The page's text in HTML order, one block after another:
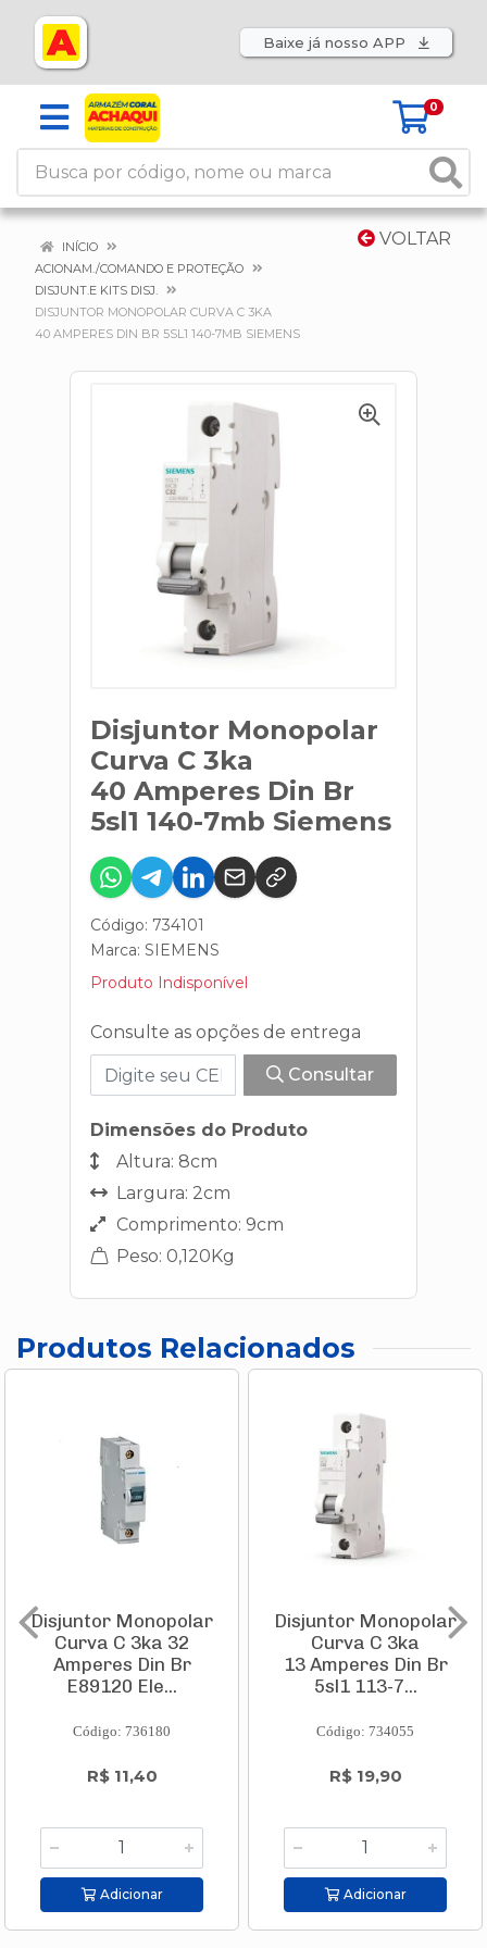
Baixe já nosso APP
0
VOLTAR
INÍCIO
ACIONAM./COMANDO E PROTEÇÃO
DISJUNT.E KITS DISJ.
DISJUNTOR MONOPOLAR CURVA C 3KA
40 AMPERES DIN BR 5SL1 140-7MB SIEMENS
Disjuntor Monopolar
Curva C 3ka
40 Amperes Din Br
5sl1 140-7mb Siemens
Código: 734101
Marca: SIEMENS
Produto Indisponível
Consulte as opções de entrega
Consultar
Dimensões do Produto
Altura: 8cm
Largura: 2cm
Comprimento: 9cm
Peso: 0,120Kg
Produtos Relacionados
Disjuntor Monopolar
Curva C 3ka 32
Amperes Din Br
E89120 Ele...
Código: 736180
R$ 11,40
Adicionar
Disjuntor Monopolar
Curva C 3ka
13 Amperes Din Br
5sl1 113-7...
Código: 734055
R$ 19,90
Adicionar